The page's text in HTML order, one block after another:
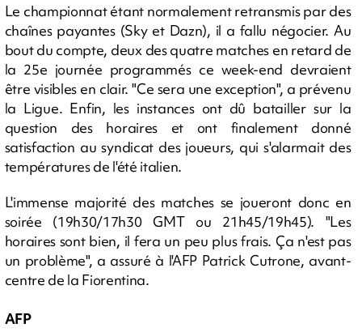
Le championnat étant normalement retransmis par des
chaînes payantes (Sky et Dazn), il a fallu négocier. Au
bout du compte, deux des quatre matches en retard de
la 25e journée programmés ce week-end devraient
être visibles en clair. "Ce sera une exception", a prévenu
la Ligue. Enfin, les instances ont dû batailler sur la
question des horaires et ont finalement donné
satisfaction au syndicat des joueurs, qui s'alarmait des
températures de l'été italien.
L'immense majorité des matches se joueront donc en
soirée (19h30/17h30 GMT ou 21h45/19h45). "Les
horaires sont bien, il fera un peu plus frais. Ça n'est pas
un problème", a assuré à l'AFP Patrick Cutrone, avant-
centre de la Fiorentina.
AFP